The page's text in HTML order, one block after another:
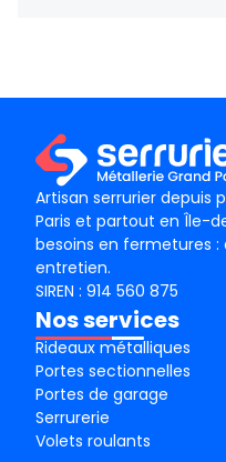
Artisan serrurier depuis
Paris et partout en Île-
besoins en fermetures :
entretien.
SIREN : 914 560 875
Nos services
Rideaux métalliques
Portes sectionnelles
Portes de garage
Serrurerie
Volets roulants